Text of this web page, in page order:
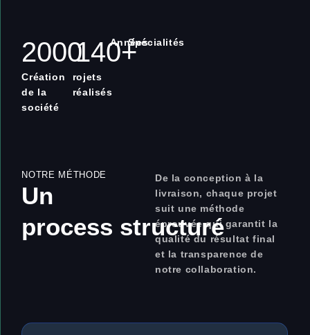
Création
de la
société
2000
rojets
réalisés
140+
AnnéesSpécialités
NOTRE MÉTHODE
Un
process structuré
De la conception à la
livraison, chaque projet
suit une méthode
éprouvée qui garantit la
qualité du résultat final
et la transparence de
notre collaboration.